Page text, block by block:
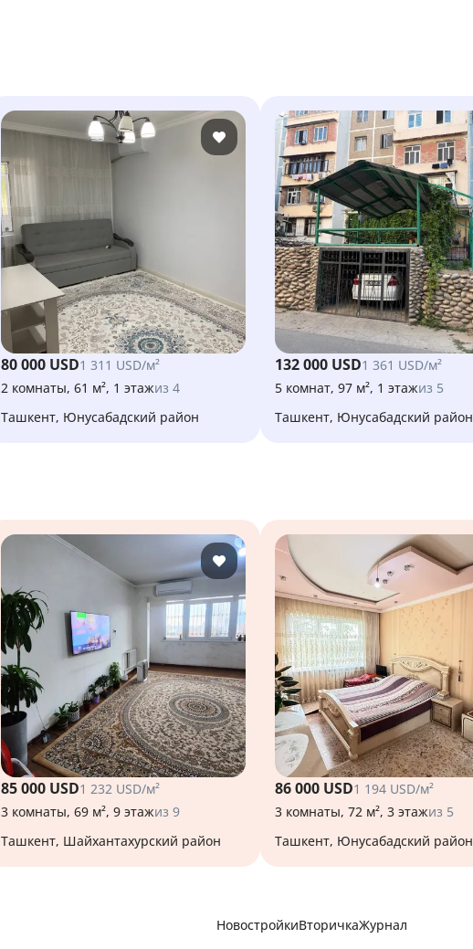
80 000 USD1 311 USD/м²
2 комнаты, 61 м², 1 этажиз 4
Ташкент, Юнусабадский район
132 000 USD1 361 USD/м²
5 комнат, 97 м², 1 этажиз 5
Ташкент, Юнусабадский район
85 000 USD1 232 USD/м²
3 комнаты, 69 м², 9 этажиз 9
Ташкент, Шайхантахурский район
86 000 USD1 194 USD/м²
3 комнаты, 72 м², 3 этажиз 5
Ташкент, Юнусабадский район
НовостройкиВторичкаЖурнал